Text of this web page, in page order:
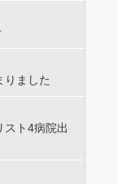
りました
スト4病院出